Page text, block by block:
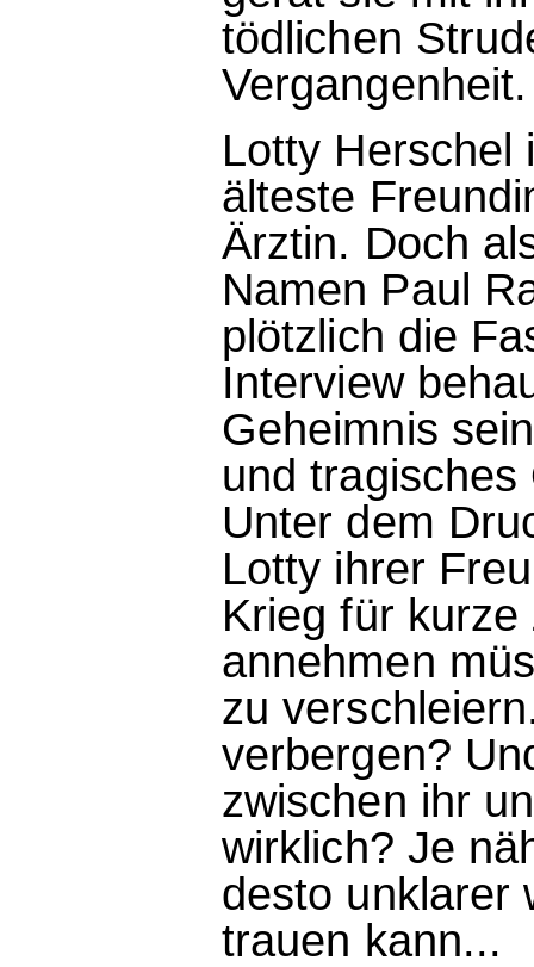
tödlichen
Vergangenheit.
Lotty Herschel
älteste
Ärztin. Doch
Namen Paul
plötzlich die
Interview
Geheimnis
und
Unter dem
Lotty ihrer
Krieg für
annehmen
zu
verbergen?
zwischen ihr
wirklich? Je
desto unklarer
trauen kann...